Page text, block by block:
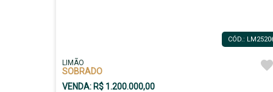
CÓD.:
LIMÃO
SOBRADO
VENDA: R$ 1.200.000,00